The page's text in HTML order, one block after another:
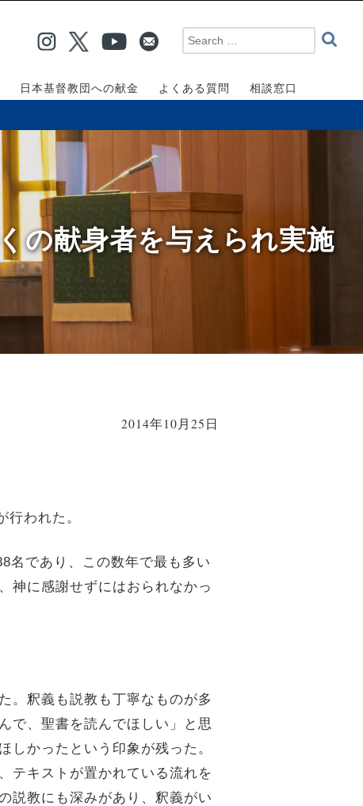
日本基督教団への献金 よくある質問 相談窓口
の献身者を与えられ実施
2014年10月25日
われた。
名であり、この数年で最も多い
神に感謝せずにはおられなかっ
。釈義も説教も丁寧なものが多
で、聖書を読んでほしい」と思
しかったという印象が残った。
テキストが置かれている流れを
説教にも深みがあり、釈義がい